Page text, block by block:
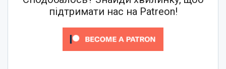
підтримати нас на Patreon!